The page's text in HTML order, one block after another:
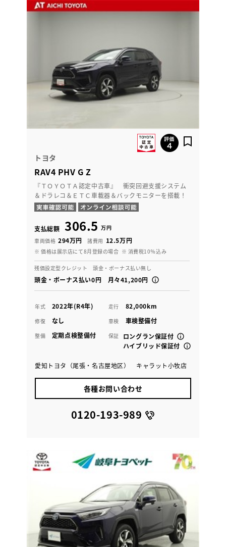
トヨタ
RAV4 PHV G Z
『ＴＯＹＯＴＡ認定中古車』 衝突回避支援システム
＆ドラレコ＆ＥＴＣ車載器＆バックモニターを搭載！
支払総額 306.5 万円
車両価格 294万円 諸費用 12.5万円
※ 価格は展示店にて8月登録の場合 ※ 消費税10％込み
残価設定型クレジット 頭金・ボーナス払い無し
頭金・ボーナス払い0円 月々41,200円
年式 2022年(R4年) 走行 82,000km
修復 なし 車検 車検整備付
整備 定期点検整備付 保証
ロングラン保証付
ハイブリッド保証付
愛知トヨタ（尾張・名古屋地区） キャラット小牧店
各種お問い合わせ
0120-193-989